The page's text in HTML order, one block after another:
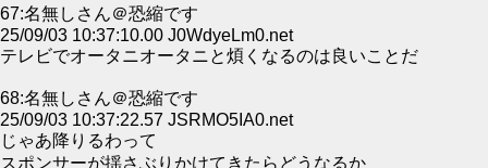
67:名無しさん＠恐縮です
25/09/03 10:37:10.00 J0WdyeLm0.net
テレビでオータニオータニと煩くなるのは良いことだ
68:名無しさん＠恐縮です
25/09/03 10:37:22.57 JSRMO5IA0.net
じゃあ降りるわって
スポンサーが揺さぶりかけてきたらどうなるか